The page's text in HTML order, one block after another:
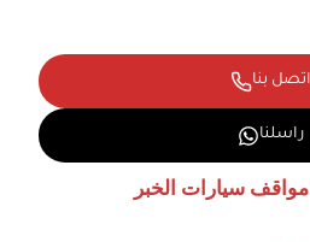
اتصل بنا
راسلنا
سيارات الخبر